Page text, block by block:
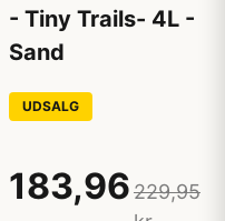
- Tiny Trails- 4L -
Sand
UDSALG
183,96229,95